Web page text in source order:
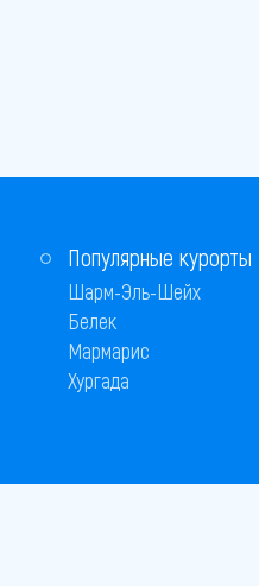
Популярные курорты
Шарм-Эль-Шейх
Белек
Мармарис
Хургада